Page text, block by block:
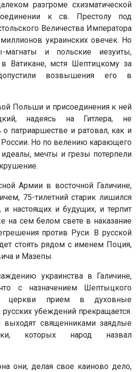
разгроме схизматической
к св. Престолу под
Величества Императора
украинских овечек. Но
магнаты и польские иезуиты,
Ватикане, мстя Шептицкому за
возвышения его в
Польши и присоединения к ней
надеясь на Гитлера, не
о патриаршестве и ратовал, как и
России. Но по велению карающего
мечты и грезы потерпели
Армии в восточной Галичине,
75-тилетний старик лишился
и настоящих и будущих, и терпит
на сем белом свете в наказание
против Руси. В русской
стоять рядом с именем Поция,
и Мазепы.
украинства в Галичине,
с назначением Шептыцкого
церкви прием в духовные
убеждений прекращается.
выходят священниками заядлые
которых народ назвал
они, делая свое каиново дело,